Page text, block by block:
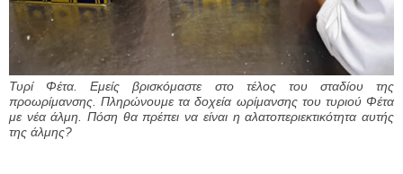
Τυρί Φέτα. Εμείς βρισκόμαστε στο τέλος του σταδίου της
προωρίμανσης. Πληρώνουμε τα δοχεία ωρίμανσης του τυριού Φέτα
με νέα άλμη. Πόση θα πρέπει να είναι η αλατοπεριεκτικότητα αυτής
της άλμης?